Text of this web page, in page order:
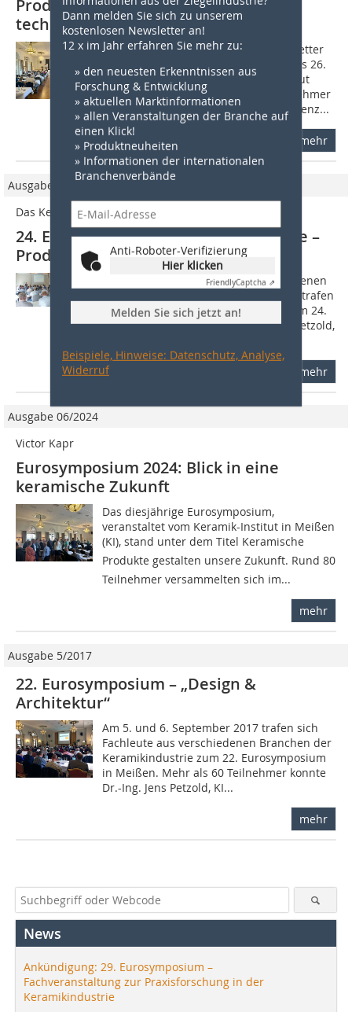
Dann melden Sie sich zu unserem
kostenlosen Newsletter an!
12 x im Jahr erfahren Sie mehr zu:
» den neuesten Erkenntnissen aus
Forschung & Entwicklung
» aktuellen Marktinformationen
» allen Veranstaltungen der Branche auf
einen Klick!
» Produktneuheiten
» Informationen der internationalen
Branchenverbände
Anti-Roboter-Verifizierung
Hier klicken
FriendlyCaptcha ⇗
Melden Sie sich jetzt an!
Beispiele, Hinweise: Datenschutz, Analyse,
Widerruf
Produktion – wirtschaftliche und
technische Zukunft
Bei strahlendem Septembersonnenwetter
fand am 6. und 7. September 2023 das 26.
Eurosymposium der KI Keramik-Institut
GmbH in Meißen statt. Fast 100 Teilnehmer
fanden sich im Hotel Burgkeller Residenz...
mehr
Ausgabe 6/2019
Das Keramikinstitut
24. Eurosymposium: Keramikindustrie –
Produktionsstandort Deutschland
Rund 70 Fachleute aus den verschiedenen
Bereichen der keramischen Industrie trafen
sich am 3. und 4. September 2019 zum 24.
Eurosymposium in Meißen. Dr. Jens Petzold,
mehr
Ausgabe 06/2024
Victor Kapr
Eurosymposium 2024: Blick in eine
keramische Zukunft
Das diesjährige Eurosymposium,
veranstaltet vom Keramik-Institut in Meißen
(KI), stand unter dem Titel Keramische
Produkte gestalten unsere Zukunft. Rund 80
Teilnehmer versammelten sich im...
mehr
Ausgabe 5/2017
22. Eurosymposium – „Design &
Architektur“
Am 5. und 6. September 2017 trafen sich
Fachleute aus verschiedenen Branchen der
Keramikindustrie zum 22. Eurosymposium
in Meißen. Mehr als 60 Teilnehmer konnte
Dr.-Ing. Jens Petzold, KI...
mehr
News
Ankündigung: 29. Eurosymposium –
Fachveranstaltung zur Praxisforschung in der
Keramikindustrie